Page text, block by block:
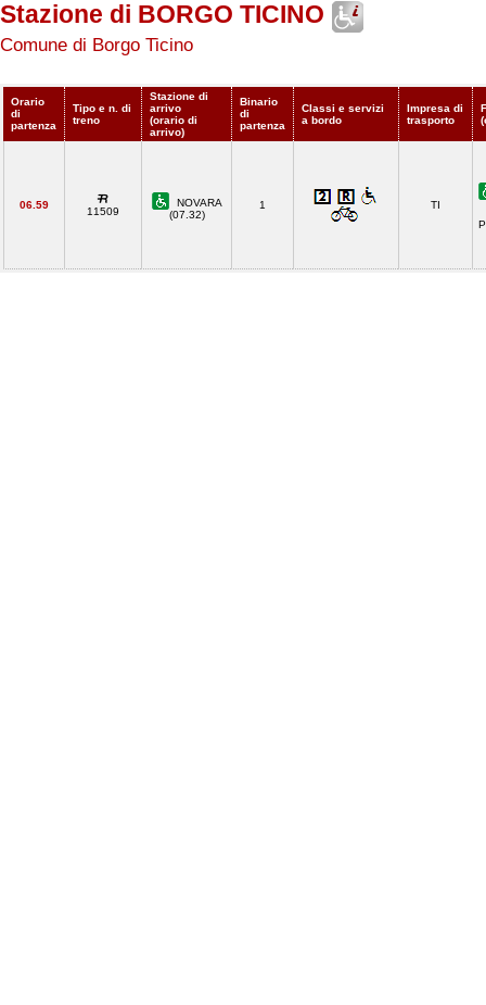
Stazione di BORGO TICINO
Comune di Borgo Ticino
Orario
di
partenza
Tipo e n. di
treno
Stazione di
arrivo
(orario di
arrivo)
Binario
di
partenza
Classi e servizi
a bordo
Impresa di
trasporto
06.59
11509
NOVARA
(07.32)
1
TI